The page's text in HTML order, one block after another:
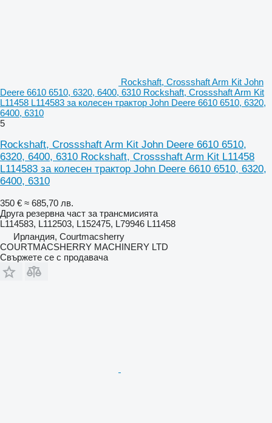
Rockshaft, Crossshaft Arm Kit John
Deere 6610 6510, 6320, 6400, 6310 Rockshaft, Crossshaft Arm Kit
L11458 L114583 за колесен трактор John Deere 6610 6510, 6320,
6400, 6310
5
Rockshaft, Crossshaft Arm Kit John Deere 6610 6510,
6320, 6400, 6310 Rockshaft, Crossshaft Arm Kit L11458
L114583 за колесен трактор John Deere 6610 6510, 6320,
6400, 6310
350 € ≈ 685,70 лв.
Друга резервна част за трансмисията
L114583, L112503, L152475, L79946 L11458
Ирландия, Courtmacsherry
COURTMACSHERRY MACHINERY LTD
Свържете се с продавача